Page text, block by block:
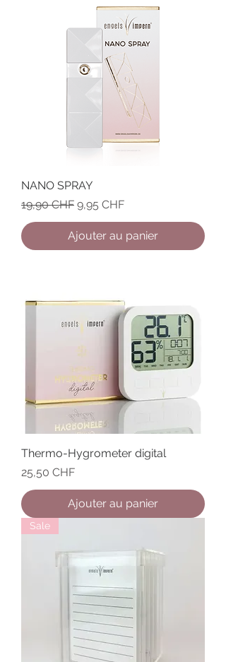
NANO SPRAY
Prix original
19,90 CHF Prix promotionnel
9,95 CHF
Ajouter au panier
Thermo-Hygrometer digital
Prix
25,50 CHF
Ajouter au panier
Sale